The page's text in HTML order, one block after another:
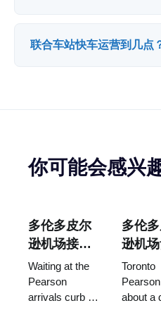
联合车站快车运营到几点
你可能会感兴
多伦多皮尔
逊机场接
机：在哪里
等候以及从
哪个门离开
Waiting at the
Pearson
arrivals curb is
多伦
逊机
室：你
能用
个？
Toronto
about a